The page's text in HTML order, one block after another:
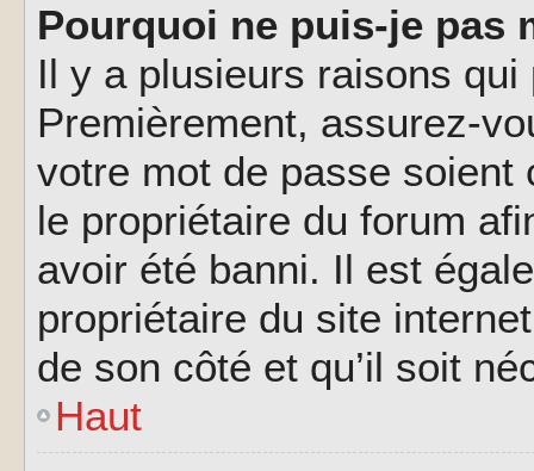
Pourquoi ne puis-je pas
Il y a plusieurs raisons
Premièrement, assurez-
votre mot de passe soient
le propriétaire du forum
avoir été banni. Il est
propriétaire du site
de son côté et qu’il soit
Haut